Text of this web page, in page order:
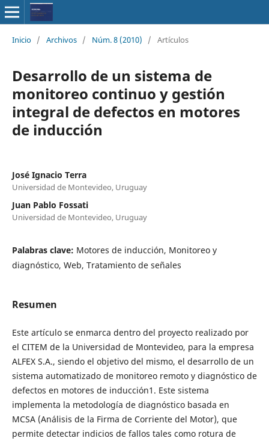
Inicio / Archivos / Núm. 8 (2010) / Artículos
Desarrollo de un sistema de
monitoreo continuo y gestión
integral de defectos en motores
de inducción
José Ignacio Terra
Universidad de Montevideo, Uruguay
Juan Pablo Fossati
Universidad de Montevideo, Uruguay
Palabras clave: Motores de inducción, Monitoreo y
diagnóstico, Web, Tratamiento de señales
Resumen
Este artículo se enmarca dentro del proyecto realizado por
el CITEM de la Universidad de Montevideo, para la empresa
ALFEX S.A., siendo el objetivo del mismo, el desarrollo de un
sistema automatizado de monitoreo remoto y diagnóstico de
defectos en motores de inducción1. Este sistema
implementa la metodología de diagnóstico basada en
MCSA (Análisis de la Firma de Corriente del Motor), que
permite detectar indicios de fallos tales como rotura de